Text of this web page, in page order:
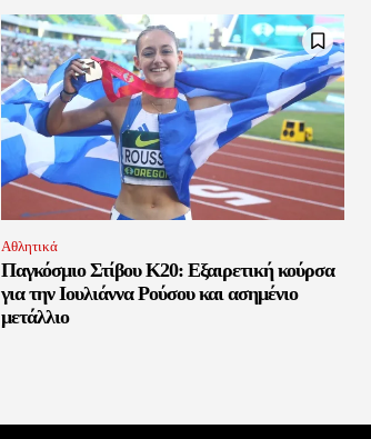
Αθλητικά
Παγκόσμιο Στίβου Κ20: Εξαιρετική κούρσα
για την Ιουλιάννα Ρούσου και ασημένιο
μετάλλιο